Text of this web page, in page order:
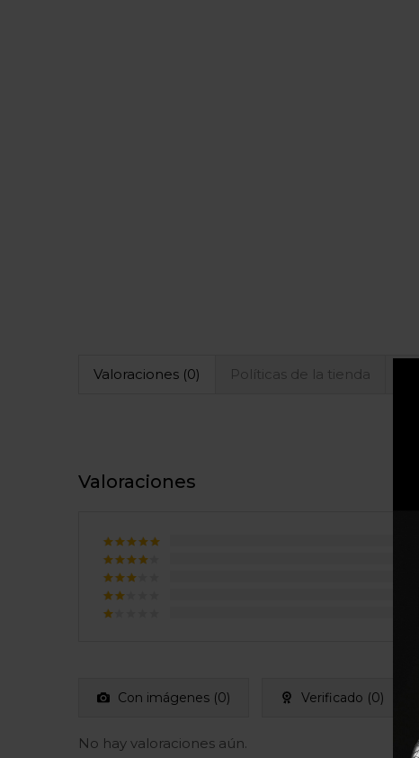
Valoraciones (0) Políticas de la tienda
Valoraciones
Valorado
con5
Valorado
con
Valorado
con
Valorado
5
Con imágenes (0) Verificado (0)
No hay valoraciones aún.